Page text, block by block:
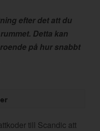
efter det att du
Detta kan
på hur snabbt
till Scandic att